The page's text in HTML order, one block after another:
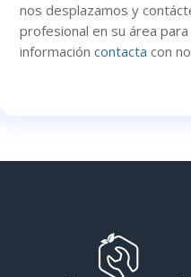
nos desplazamos y
profesional en su área
informacióncontacta con